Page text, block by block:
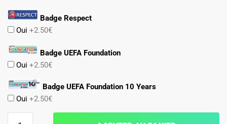
Badge Respect
Oui +2.50€
Badge UEFA Foundation
Oui +2.50€
Badge UEFA Foundation 10 Years
Oui +2.50€